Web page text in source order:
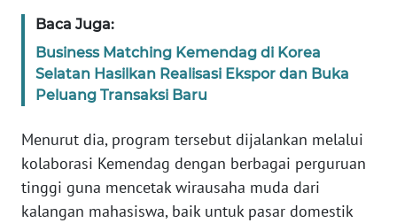
Baca Juga:
Business Matching Kemendag di Korea
Selatan Hasilkan Realisasi Ekspor dan Buka
Peluang Transaksi Baru
Menurut dia, program tersebut dijalankan melalui
kolaborasi Kemendag dengan berbagai perguruan
tinggi guna mencetak wirausaha muda dari
kalangan mahasiswa, baik untuk pasar domestik
KARIR
News
Regional